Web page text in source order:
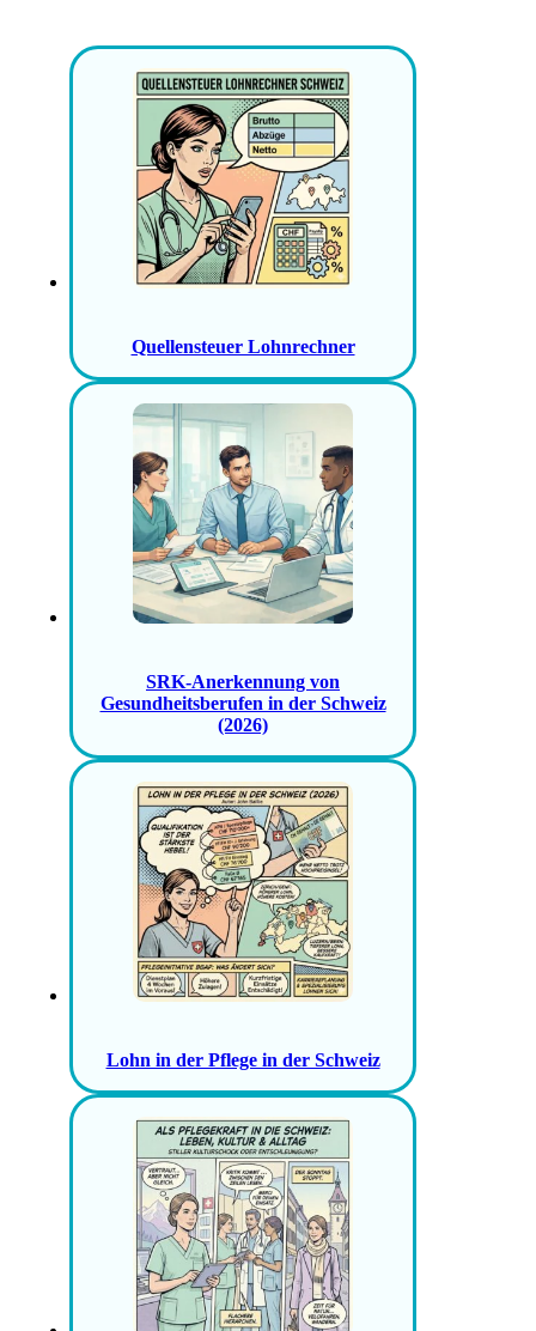
Quellensteuer Lohnrechner
SRK-Anerkennung von
Gesundheitsberufen in der Schweiz
(2026)
Lohn in der Pflege in der Schweiz